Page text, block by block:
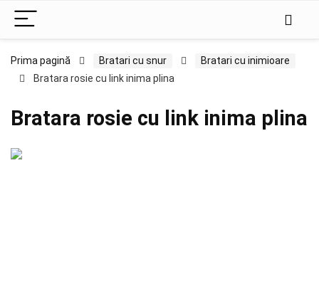
Prima pagină Bratari cu snur
Bratari cu inimioare
Bratara rosie cu link inima plina
Bratara rosie cu link inima plina